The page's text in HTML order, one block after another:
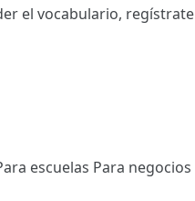
el vocabulario, regístrate
escuelas Para negocios